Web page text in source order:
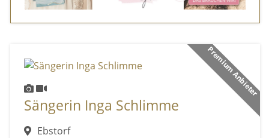
Premium Anbieter
Sängerin Inga Schlimme
Ebstorf